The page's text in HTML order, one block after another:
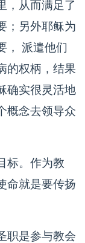
，从而满足了
；另外耶稣为
， 派遣他们
的权柄，结果
确实很灵活地
概念去领导众
标。作为教
命就是要传扬
职是参与教会